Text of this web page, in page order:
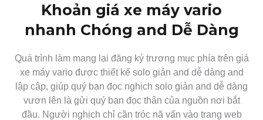
Khoản giá xe máy vario
nhanh Chóng and Dễ Dàng
Quá trình làm mang lại đăng ký trương mục phía trên giá
xe máy vario được thiết kế solo giản and dễ dàng and
lập cập, giúp quý bạn đọc nghịch solo giản and dễ dàng
vươn lên là gửi quý bạn đọc thân của nguồn nơi bắt
đầu. Người nghịch chỉ cần tróc nã vấn vào trang web